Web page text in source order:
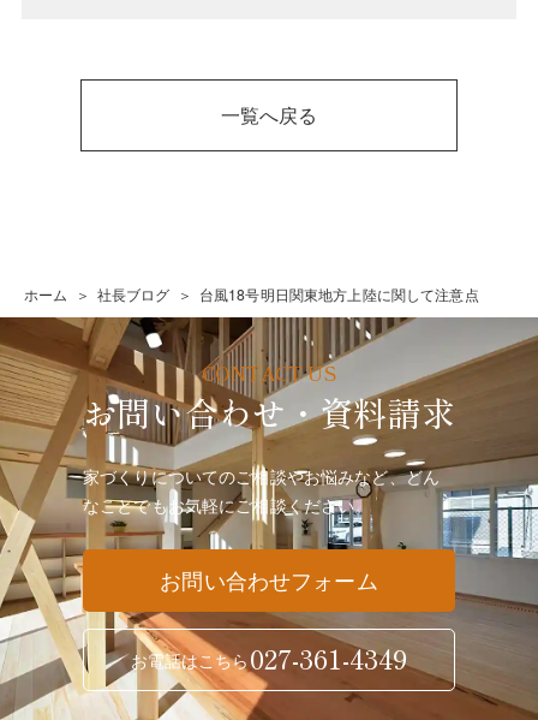
一覧へ戻る
ホーム 社長ブログ 台風18号明日関東地方上陸に関して注意点
お問い合わせ・資料請求
家づくりについてのご相談やお悩みなど、どん
なことでもお気軽にご相談ください。
お問い合わせフォーム
お電話はこちら 027-361-4349